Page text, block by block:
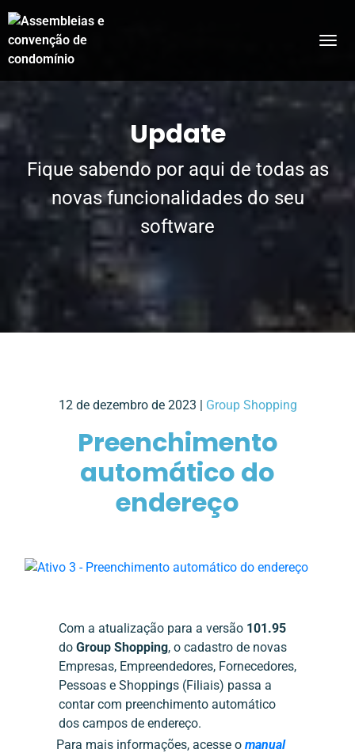
Update
Fique sabendo por aqui de todas as
novas funcionalidades do seu
software
12 de dezembro de 2023 | Group Shopping
Preenchimento
automático do
endereço
Com a atualização para a versão 101.95
do Group Shopping, o cadastro de novas
Empresas, Empreendedores, Fornecedores,
Pessoas e Shoppings (Filiais) passa a
contar com preenchimento automático
dos campos de endereço.
Para mais informações, acesse o manual